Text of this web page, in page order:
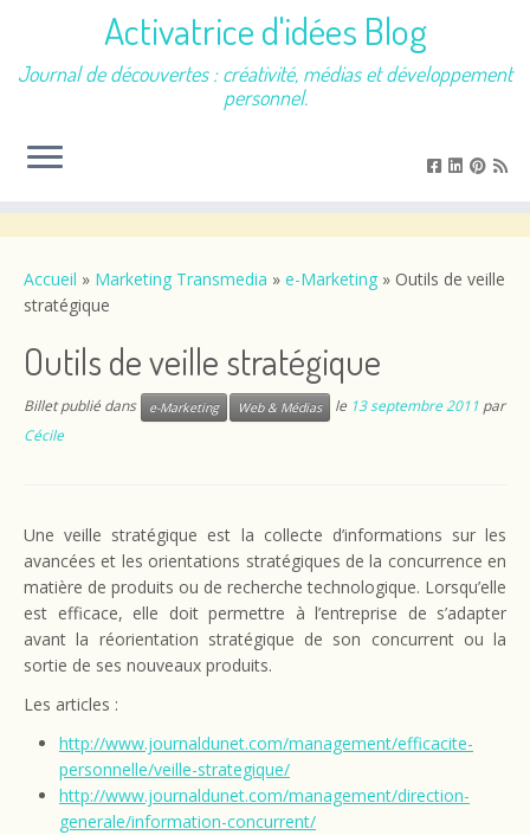
contenu
Activatrice d'idées Blog
Journal de découvertes : créativité, médias et développement
personnel.
Accueil » Marketing Transmedia » e-Marketing » Outils de veille
stratégique
Outils de veille stratégique
Billet publié dans e-Marketing Web & Médias le 13 septembre 2011 par
Cécile
Une veille stratégique est la collecte d’informations sur les
avancées et les orientations stratégiques de la concurrence en
matière de produits ou de recherche technologique. Lorsqu’elle
est efficace, elle doit permettre à l’entreprise de s’adapter
avant la réorientation stratégique de son concurrent ou la
sortie de ses nouveaux produits.
Les articles :
http://www.journaldunet.com/management/efficacite-
personnelle/veille-strategique/
http://www.journaldunet.com/management/direction-
generale/information-concurrent/